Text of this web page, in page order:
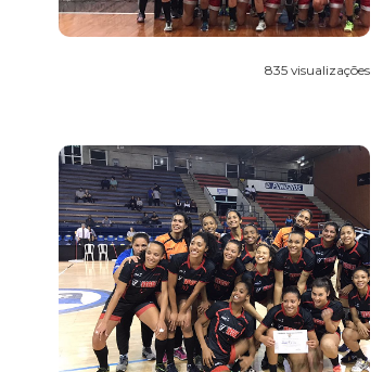
835 visualizações